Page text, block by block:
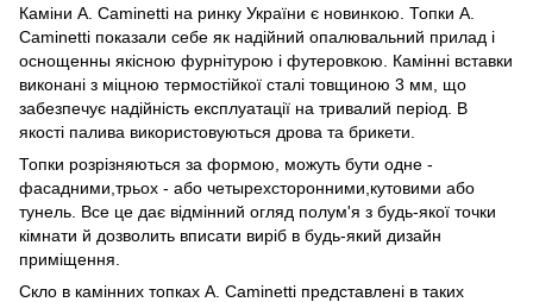
Каміни A. Caminetti на ринку України є новинкою. Топки A.
Caminetti показали себе як надійний опалювальний прилад і
оснощенны якісною фурнітурою і футеровкою. Камінні вставки
виконані з міцною термостійкої сталі товщиною 3 мм, що
забезпечує надійність експлуатації на тривалий період. В
якості палива використовуються дрова та брикети.
Топки розрізняються за формою, можуть бути одне -
фасадними,трьох - або четырехсторонними,кутовими або
тунель. Все це дає відмінний огляд полум'я з будь-якої точки
кімнати й дозволить вписати виріб в будь-який дизайн
приміщення.
Скло в камінних топках A. Caminetti представлені в таких